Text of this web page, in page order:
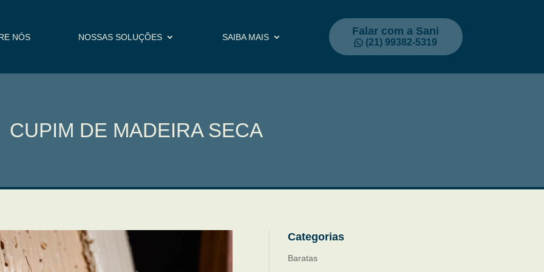
NÓS NOSSAS SOLUÇÕES SAIBA MAIS Falar com a Sani
(21) 99382-5319
CUPIM DE MADEIRA SECA
Categorias
Baratas